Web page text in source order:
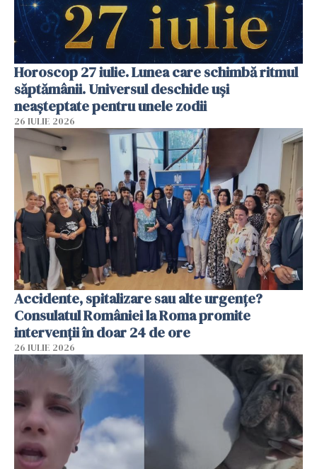
Horoscop 27 iulie. Lunea care schimbă ritmul
săptămânii. Universul deschide uși
neașteptate pentru unele zodii
26 IULIE 2026
Accidente, spitalizare sau alte urgențe?
Consulatul României la Roma promite
intervenții în doar 24 de ore
26 IULIE 2026